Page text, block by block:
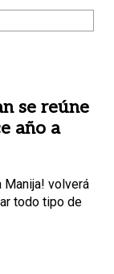
se reúne
año a
Manija! volverá
todo tipo de